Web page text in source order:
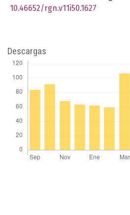
10.46652/rgn.v11i50.1627
Descargas